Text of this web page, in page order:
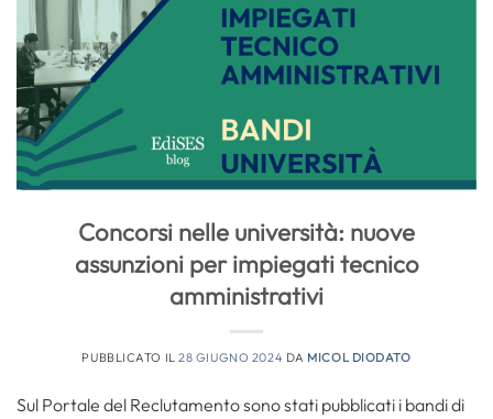
Concorsi nelle università: nuove
assunzioni per impiegati tecnico
amministrativi
PUBBLICATO IL28 GIUGNO 2024 DA MICOL DIODATO
Sul Portale del Reclutamento sono stati pubblicati i bandi di